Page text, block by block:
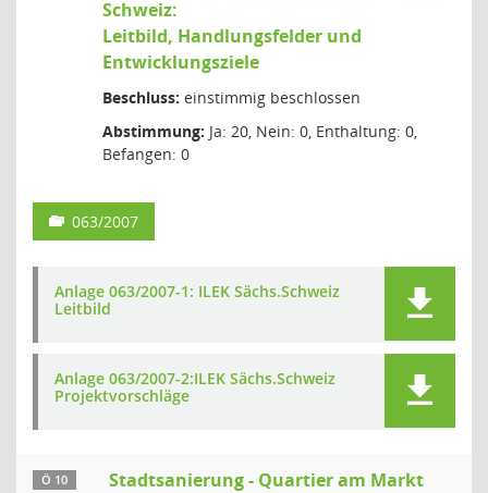
Schweiz:
Leitbild, Handlungsfelder und
Entwicklungsziele
Beschluss: einstimmig beschlossen
Abstimmung: Ja: 20, Nein: 0, Enthaltung: 0,
Befangen: 0
063/2007
Anlage 063/2007-1: ILEK Sächs.Schweiz
Leitbild
Anlage 063/2007-2:ILEK Sächs.Schweiz
Projektvorschläge
Ö 10
Stadtsanierung - Quartier am Markt